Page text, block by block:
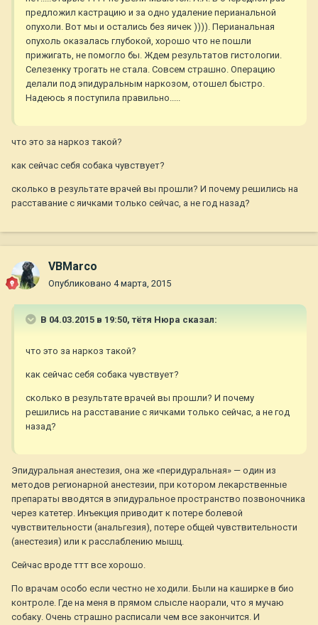
предложил кастрацию и за одно удаление перианальной
опухоли. Вот мы и остались без яичек )))). Перианальная
опухоль оказалась глубокой, хорошо что не пошли
прижигать, не помогло бы. Ждем результатов гистологии.
Селезенку трогать не стала. Совсем страшно. Операцию
делали под эпидуральным наркозом, отошел быстро.
Надеюсь я поступила правильно.....
что это за наркоз такой?
как сейчас себя собака чувствует?
сколько в результате врачей вы прошли? И почему решились на
расставание с яичками только сейчас, а не год назад?
VBMarco
Опубликовано 4 марта, 2015
В 04.03.2015 в 19:50, тётя Нюра сказал:
что это за наркоз такой?
как сейчас себя собака чувствует?
сколько в результате врачей вы прошли? И почему
решились на расставание с яичками только сейчас, а не год
назад?
Эпидуральная анестезия, она же «перидуральная» — один из
методов регионарной анестезии, при котором лекарственные
препараты вводятся в эпидуральное пространство позвоночника
через катетер. Инъекция приводит к потере болевой
чувствительности (анальгезия), потере общей чувствительности
(анестезия) или к расслаблению мышц.
Сейчас вроде ттт все хорошо.
По врачам особо если честно не ходили. Были на каширке в био
контроле. Где на меня в прямом слысле наорали, что я мучаю
собаку. Очень страшно расписали чем все закончится. И